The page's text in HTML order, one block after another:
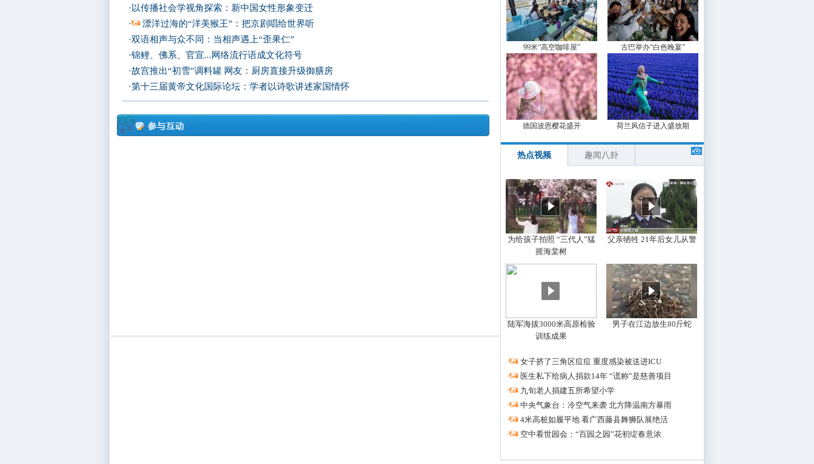
·以传播社会学视角探索：新中国女性形象变迁
·
漂洋过海的“洋美猴王”：把京剧唱给世界听
·双语相声与众不同：当相声遇上“歪果仁”
·锦鲤、佛系、官宣...网络流行语成文化符号
·故宫推出“初雪”调料罐 网友：厨房直接升级御膳房
·第十三届黄帝文化国际论坛：学者以诗歌讲述家国情怀
99米“高空咖啡屋” 古巴举办“白色晚宴”
德国波恩樱花盛开 荷兰风信子进入盛放期
热点视频 趣闻八卦
为给孩子拍照 “三代人”猛
摇海棠树
父亲牺牲 21年后女儿从警
陆军海拔3000米高原检验
训练成果
男子在江边放生80斤蛇
·
女子挤了三角区痘痘 重度感染被送进ICU
·
医生私下给病人捐款14年 “谎称”是慈善项目
·
九旬老人捐建五所希望小学
·
中央气象台：冷空气来袭 北方降温南方暴雨
·
4米高桩如履平地 看广西藤县舞狮队展绝活
·
空中看世园会：“百园之园”花初绽春意浓